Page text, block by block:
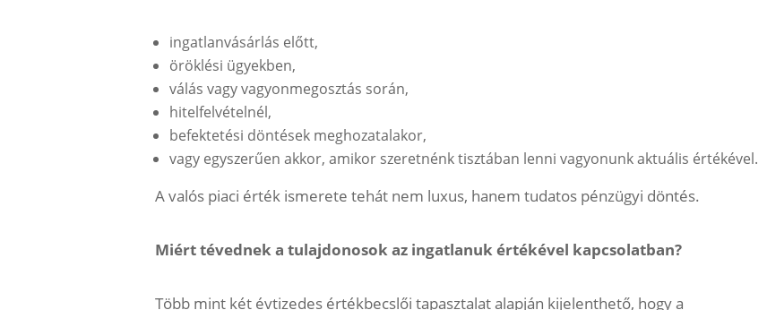
ingatlanvásárlás előtt,
öröklési ügyekben,
válás vagy vagyonmegosztás során,
hitelfelvételnél,
befektetési döntések meghozatalakor,
vagy egyszerűen akkor, amikor szeretnénk tisztában lenni vagyonunk aktuális értékével.
A valós piaci érték ismerete tehát nem luxus, hanem tudatos pénzügyi döntés.
Miért tévednek a tulajdonosok az ingatlanuk értékével kapcsolatban?
Több mint két évtizedes értékbecslői tapasztalat alapján kijelenthető, hogy a